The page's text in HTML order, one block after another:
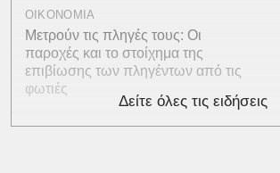
ΟΙΚΟΝΟΜΙΑ
Μετρούν τις πληγές τους: Οι
παροχές και το στοίχημα της
επιβίωσης των πληγέντων από τις
φωτιές
Δείτε όλες τις ειδήσεις